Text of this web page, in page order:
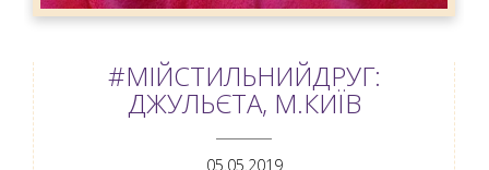
#МІЙСТИЛЬНИЙДРУГ:
ДЖУЛЬЄТА, М.КИЇВ
ANEMPTYTEXTLLINE
05.05.2019